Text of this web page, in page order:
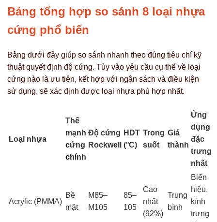
Bảng tổng hợp so sánh 8 loại nhựa
cứng phổ biến
Bảng dưới đây giúp so sánh nhanh theo đúng tiêu chí kỹ
thuật quyết định độ cứng. Tùy vào yêu cầu cụ thể về loại
cứng nào là ưu tiên, kết hợp với ngân sách và điều kiện
sử dụng, sẽ xác định được loại nhựa phù hợp nhất.
Loại nhựa
Thế
mạnh
cứng
chính
Độ cứng
Rockwell
HDT
(°C)
Trong
suốt
Giá
thành
Ứng
dụng
đặc
trưng
nhất
Acrylic (PMMA)
Bề
mặt
M85–
M105
85–
105
Cao
nhất
(92%)
Trung
bình
Biển
hiệu,
kính
trưng